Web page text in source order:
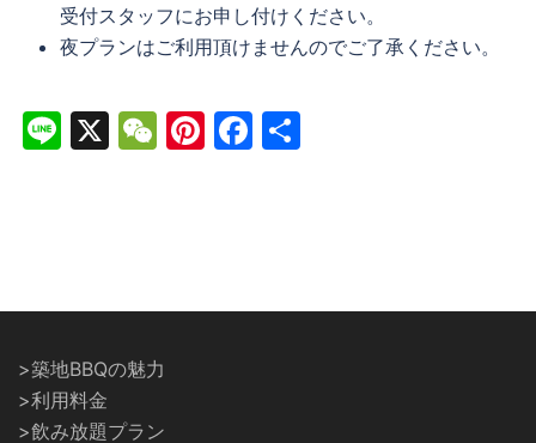
受付スタッフにお申し付けください。
夜プランはご利用頂けませんのでご了承ください。
Line
X WeChat
Pinterest
Facebook
>築地BBQの魅力
>利用料金
>飲み放題プラン